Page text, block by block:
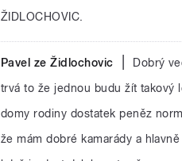
ŽIDLOCHOVIC.
Pavel ze Židlochovic
Dobrý
trvá to že jednou budu žít takový
domy rodiny dostatek peněz
že mám dobré kamarády a